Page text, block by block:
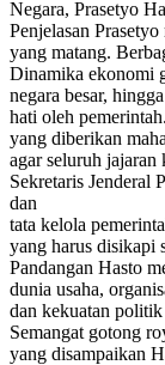
Negara, Prasetyo
Penjelasan
yang matang.
Dinamika ekonomi
negara besar,
hati oleh
yang diberikan
agar seluruh jajaran
Sekretaris Jenderal
dan
tata kelola
yang harus disikapi
Pandangan Hasto
dunia usaha,
dan kekuatan
Semangat gotong
yang disampaikan